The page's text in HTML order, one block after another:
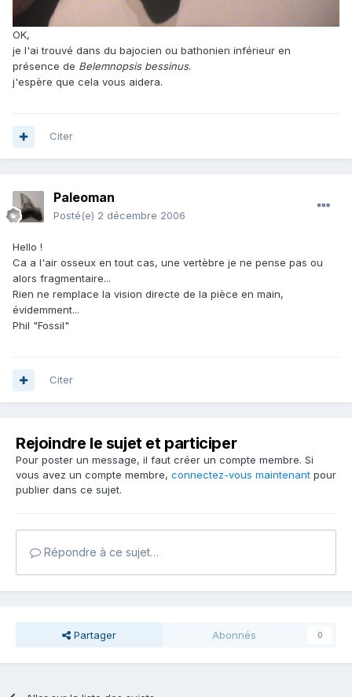
OK,
je l'ai trouvé dans du bajocien ou bathonien inférieur en
présence de Belemnopsis bessinus.
j'espère que cela vous aidera.
Citer
Paleoman
Posté(e) 2 décembre 2006
Hello !
Ca a l'air osseux en tout cas, une vertèbre je ne pense pas ou
alors fragmentaire...
Rien ne remplace la vision directe de la pièce en main,
évidemment...
Phil "Fossil"
Citer
Rejoindre le sujet et participer
Pour poster un message, il faut créer un compte membre. Si
vous avez un compte membre, connectez-vous maintenant pour
publier dans ce sujet.
Répondre à ce sujet…
Partager Abonnés 0